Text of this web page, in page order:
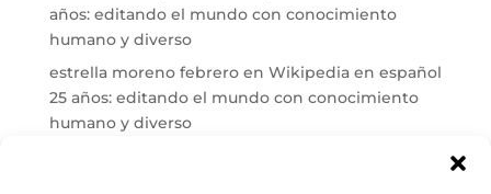
años: editando el mundo con conocimiento
humano y diverso
estrella moreno febreroen Wikipedia en español
25 años: editando el mundo con conocimiento
humano y diverso